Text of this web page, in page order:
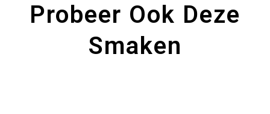
Probeer Ook Deze
Smaken